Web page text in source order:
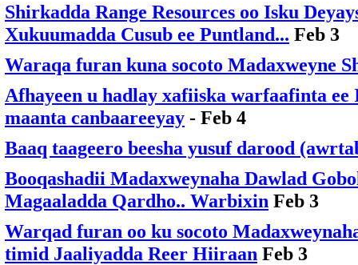
Shirkadda Range Resources oo Isku
Xukuumadda Cusub ee Puntland... Feb 3
Waraqa furan kuna socoto Madaxweyne
Afhayeen u hadlay xafiiska warfaafinta ee
maanta canbaareeyay - Feb 4
Baaq taageero beesha yusuf darood
Booqashadii Madaxweynaha Dawlad
Magaaladda Qardho.. Warbixin Feb 3
Warqad furan oo ku socoto
timid Jaaliyadda Reer Hiiraan Feb 3